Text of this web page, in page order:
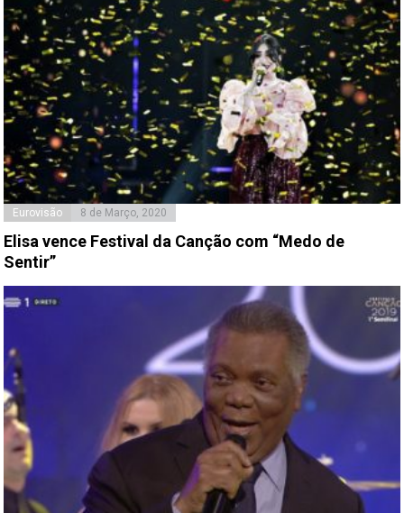
Eurovisão 8 de Março, 2020
Elisa vence Festival da Canção com “Medo de
Sentir”